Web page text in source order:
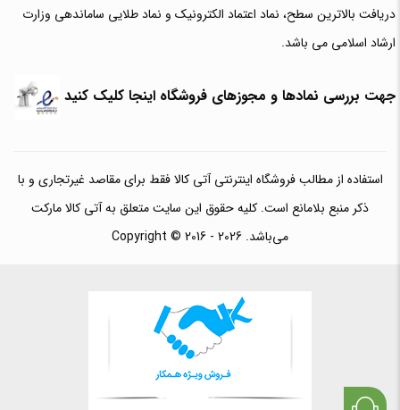
دریافت بالاترین سطح، نماد اعتماد الکترونیک و نماد طلایی ساماندهی وزارت
ارشاد اسلامی می باشد.
جهت بررسی نمادها و مجوزهای فروشگاه اینجا کلیک کنید
استفاده از مطالب فروشگاه اینترنتی آتی کالا فقط برای مقاصد غیرتجاری و با
ذکر منبع بلامانع است. کلیه حقوق این سایت متعلق به آتی کالا مارکت
می‌باشد. Copyright © 2016 - 2026